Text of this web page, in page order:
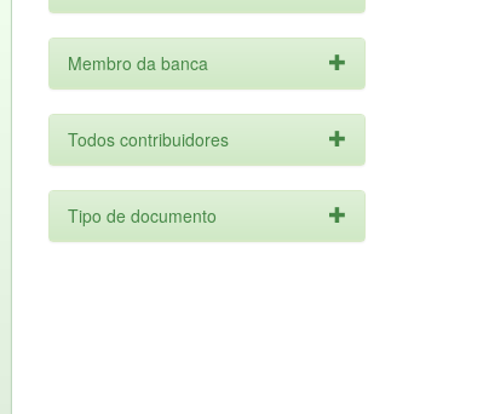
Membro da banca
Todos contribuidores
Tipo de documento